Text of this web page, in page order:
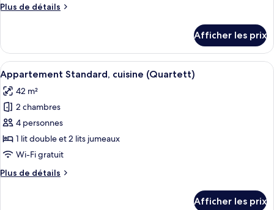
chambre :
cuisinette
(Duett)
Plus de détails
Plus
Appartement
Standard,
cuisinette
(Duett)
Afficher les prix
Afficher
toutes
les
photos
pour
ce
type
chambre :
Une chambre de dortoir avec deux
10
Appartement Standard, cuisine (Quartett)
42 m²
2 chambres
4 personnes
1 lit double et 2 lits jumeaux
Wi-Fi gratuit
Plus de détails
Plus
Afficher les prix